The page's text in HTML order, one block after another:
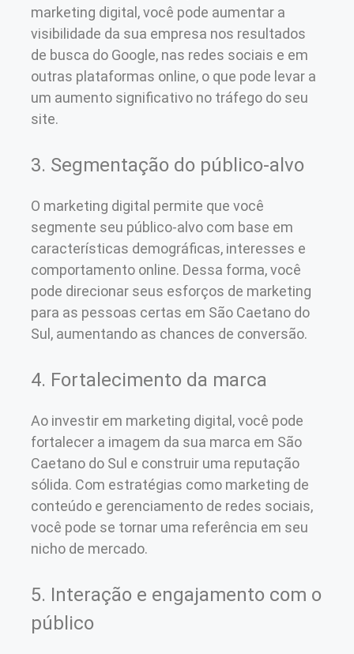
marketing digital, você pode aumentar a
visibilidade da sua empresa nos resultados
de busca do Google, nas redes sociais e em
outras plataformas online, o que pode levar a
um aumento significativo no tráfego do seu
site.
3. Segmentação do público-alvo
O marketing digital permite que você
segmente seu público-alvo com base em
características demográficas, interesses e
comportamento online. Dessa forma, você
pode direcionar seus esforços de marketing
para as pessoas certas em São Caetano do
Sul, aumentando as chances de conversão.
4. Fortalecimento da marca
Ao investir em marketing digital, você pode
fortalecer a imagem da sua marca em São
Caetano do Sul e construir uma reputação
sólida. Com estratégias como marketing de
conteúdo e gerenciamento de redes sociais,
você pode se tornar uma referência em seu
nicho de mercado.
5. Interação e engajamento com o
público